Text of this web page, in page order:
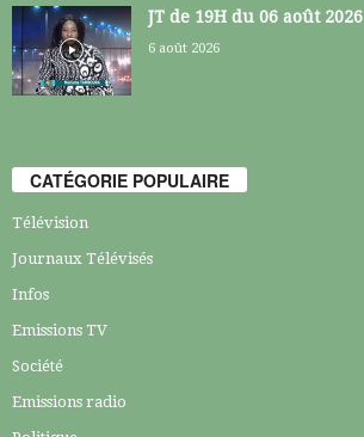
JT de 19H du 06 août 2026
6 août 2026
CATÉGORIE POPULAIRE
Télévision
Journaux Télévisés
Infos
Emissions TV
Société
Emissions radio